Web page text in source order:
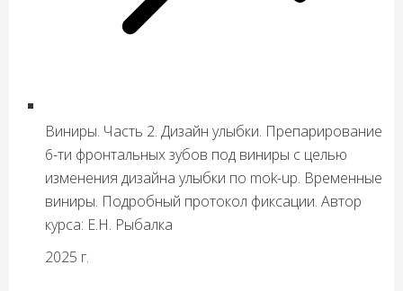
Виниры. Часть 2. Дизайн улыбки. Препарирование
6-ти фронтальных зубов под виниры с целью
изменения дизайна улыбки по mok-up. Временные
виниры. Подробный протокол фиксации. Автор
курса: Е.Н. Рыбалка
2025 г.